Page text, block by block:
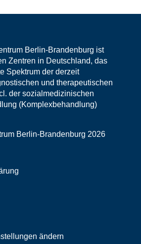
Berlin-Brandenburg ist
Zentren in Deutschland, das
Spektrum der derzeit
und therapeutischen
der sozialmedizinischen
(Komplexbehandlung)
Berlin-Brandenburg 2026
ändern